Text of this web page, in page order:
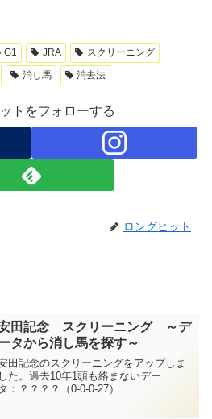
G1 JRA
スクリーニング
消し馬 消去法
トをフォローする
ロングヒット
田記念 スクリーニング ～デ
タから消し馬を探す～
田記念のスクリーニングをアップしま
した。過去10年1頭も絡まないデー
：？？？？（0-0-0-27）